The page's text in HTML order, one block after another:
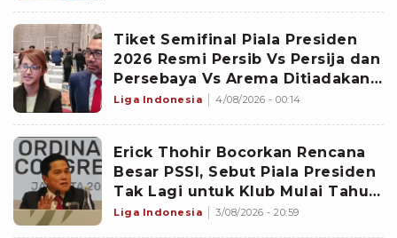
Tiket Semifinal Piala Presiden
2026 Resmi Persib Vs Persija dan
Persebaya Vs Arema Ditiadakan,
Tsamara Amany Ungkap Alasan
Liga Indonesia 4/08/2026 - 00:14
Erick Thohir Bocorkan Rencana
Besar PSSI, Sebut Piala Presiden
Tak Lagi untuk Klub Mulai Tahun
Depan
Liga Indonesia 3/08/2026 - 20:59